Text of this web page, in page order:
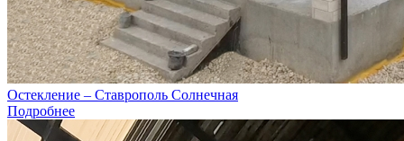
Остекление – Ставрополь Солнечная
Подробнее